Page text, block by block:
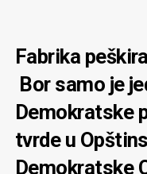
Fabrika
Bor samo je
Demokratske
tvrde u
Demokratske